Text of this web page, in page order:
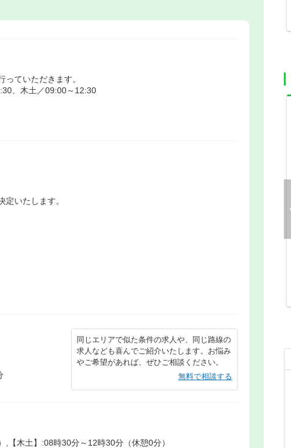
ていただきます。
、木土／09:00～12:30
いたします。
同じエリアで似た条件の求人や、同じ路線の
求人なども喜んでご紹介いたします。お悩み
やご希望があれば、ぜひご相談ください。
無料で相談する
,【木土】:08時30分～12時30分（休憩0分）